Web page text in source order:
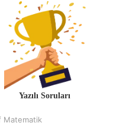
Yazılı Soruları
Matematik